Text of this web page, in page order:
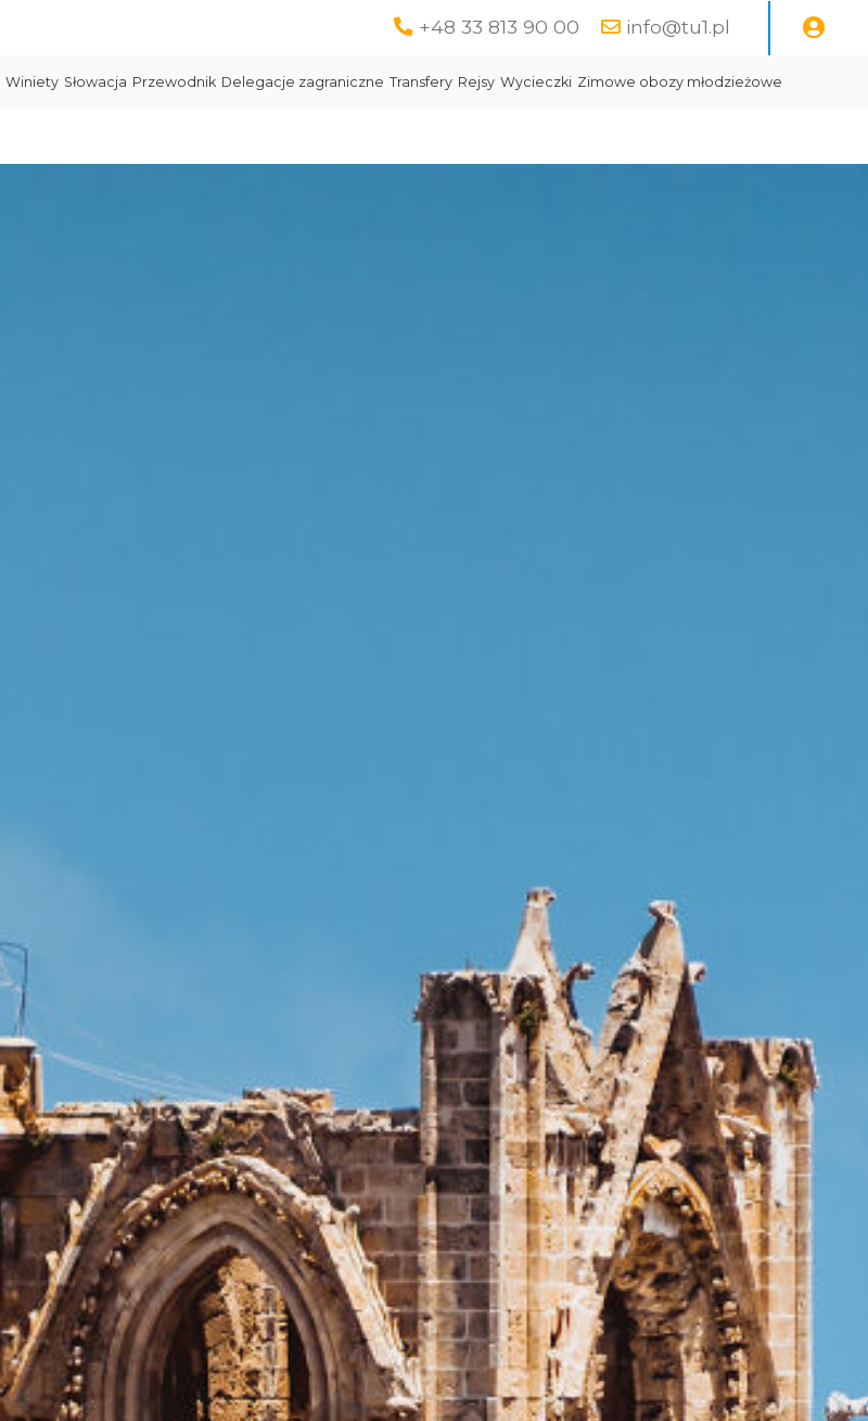
+48 33 813 90 00 info@tu1.pl
Winiety Słowacja Przewodnik Delegacje zagraniczne Transfery Rejsy Wycieczki Zimowe obozy młodzieżowe